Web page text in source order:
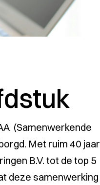
(Samenwerkende
Met ruim 40 jaar
B.V. tot de top 5
deze samenwerking